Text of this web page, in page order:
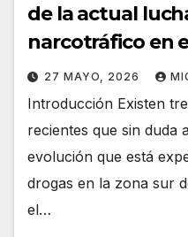
de la actual
narcotráfico en
27 MAYO, 2026
Introducción Existen
recientes que sin duda
evolución que está
drogas en la zona sur
el…